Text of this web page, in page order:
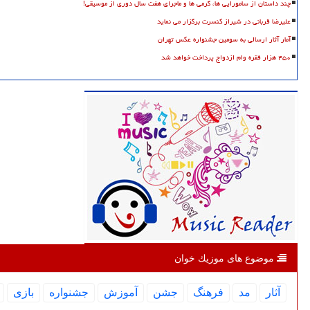
چند داستان از سامورایی ها، گرمی ها و ماجرای هفت سال دوری از موسیقی!
علیرضا قربانی در شیراز کنسرت برگزار می نماید
آمار آثار ارسالی به سومین جشنواره عکس تهران
۴۵۰ هزار فقره وام ازدواج پرداخت خواهد شد
موضوع های موزیك خوان
آثار مد فرهنگ جشن آموزش جشنواره بازی